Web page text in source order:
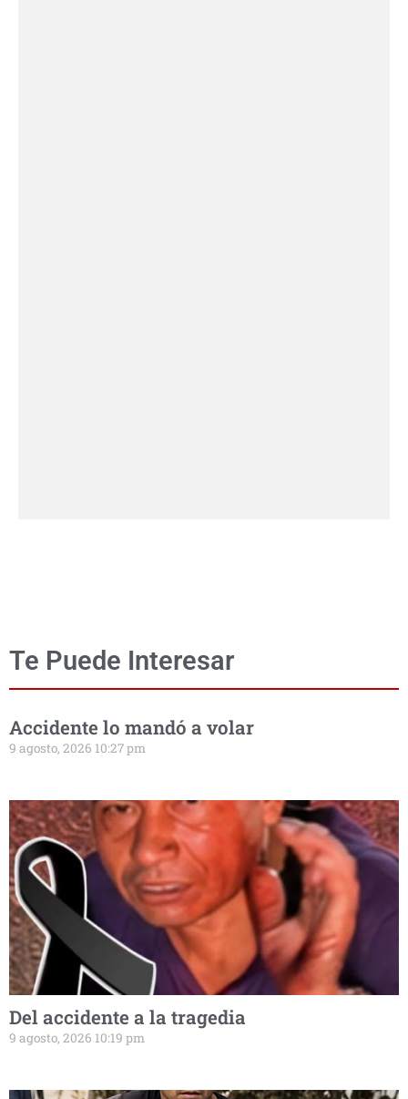
Te Puede Interesar
Accidente lo mandó a volar
9 agosto, 2026 10:27 pm
Del accidente a la tragedia
9 agosto, 2026 10:19 pm